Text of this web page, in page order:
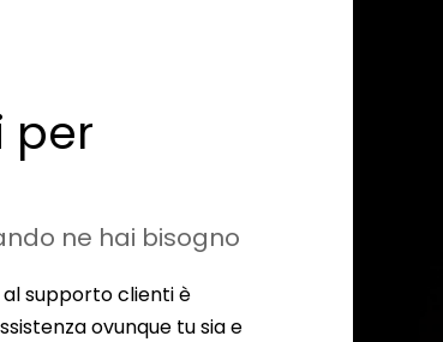
per
ne hai bisogno
supporto clienti è
ovunque tu sia e